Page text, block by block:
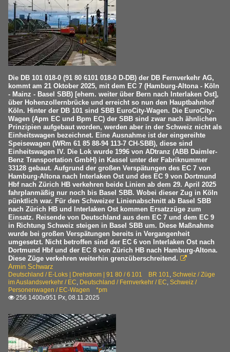
Die DB 101 018-0 (91 80 6101 018-0 D-DB) der DB Fernverkehr AG,
kommt am 21 Oktober 2025, mit dem EC 7 (Hamburg-Altona - Köln
- Mainz - Basel SBB) [ehem. weiter über Bern nach Interlaken Ost],
über Hohenzollernbrücke und erreicht so nun den Hauptbahnhof
Köln. Hinter der DB 101 sind SBB EuroCity-Wagen. Die EuroCity-
Wagen (Apm EC und Bpm EC) der SBB sind zwar nach ähnlichen
Prinzipien aufgebaut worden, werden aber in der Schweiz nicht als
Einheitswagen bezeichnet. Eine Ausnahme ist der eingereihte
Speisewagen (WRm 61 85 88-94 113-7 CH-SBB), diese sind
Einheitswagen IV. Die Lok wurde 1996 von ADtranz (ABB Daimler-
Benz Transportation GmbH) in Kassel unter der Fabriknummer
33128 gebaut. Aufgrund der großen Verspätungen des EC 7 von
Hamburg-Altona nach Interlaken Ost und des EC 9 von Dortmund
Hbf nach Zürich HB verkehren beide Linien ab dem 29. April 2025
fahrplanmäßig nur noch bis Basel SBB. Wobei dieser Zug in Köln
pünktlich war. Für den Schweizer Linienabschnitt ab Basel SBB
nach Zürich HB und Interlaken Ost kommen Ersatzzüge zum
Einsatz. Reisende von Deutschland aus dem EC 7 und dem EC 9
in Richtung Schweiz steigen in Basel SBB um. Diese Maßnahme
wurde bei großen Verspätungen bereits in Vergangenheit
umgesetzt. Nicht betroffen sind der EC 6 von Interlaken Ost nach
Dortmund Hbf und der EC 8 von Zürich HB nach Hamburg-Altona.
Diese Züge verkehren weiterhin grenzüberschreitend. 
Armin Schwarz
Deutschland / E-Loks | Drehstrom | 91 80 / 6 101 BR 101, Schweiz / Züge
im Auslandsverkehr / EC, Deutschland / Fernverkehr / EC, Schweiz /
Personenwagen / EC-Wagen *pm
 256 1400x951 Px, 08.11.2025